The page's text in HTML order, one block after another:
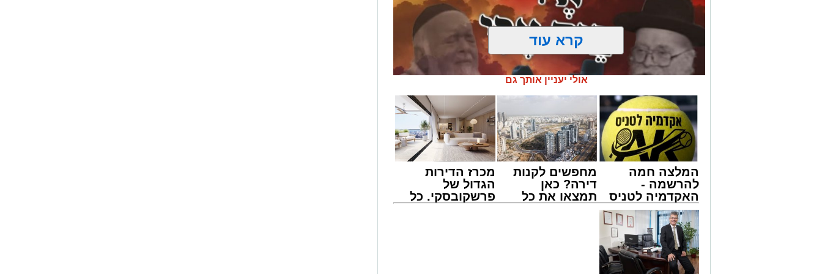
מעגלים
ארוע שטרם היה כמותו: בשבוע הבא ביום ג' יתכנסו המוני בחורי הישיבות שטרם
החלו את זמן 'אלול', והם יזכו לשמוע את גדולי הדור, מרן הגרי"ב שרייבר שליט"א
והגאון רבי ישאי טולידנו שליט"א, שבשעה נדירה של קורת רוח ישתפו את שומעיהם
באשר ראו וקיבלו בבתי הוריהם, הגאון רבי פנחס שרייבר זצ"ל והגאון רבי ניסים
קרא עוד
אולי יעניין אותך גם
המלצה חמה
להרשמה -
האקדמיה לטניס
באשדוד של
אלפרד
קריאולנסקי -
לילדים
מחפשים לקנות
דירה? כאן
תמצאו את כל
מכרז הדירות
הגדול של
פרשקובסקי. כל